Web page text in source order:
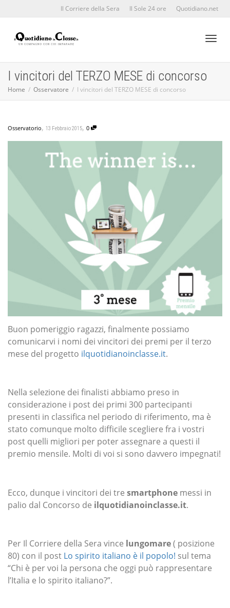
Il Corriere della Sera Il Sole 24 ore Quotidiano.net
I vincitori del TERZO MESE di concorso
Home Osservatore I vincitori del TERZO MESE di concorso
Osservatorio, 13 Febbraio 2015, 0
Buon pomeriggio ragazzi, finalmente possiamo
comunicarvi i nomi dei vincitori dei premi per il terzo
mese del progetto ilquotidianoinclasse.it.
Nella selezione dei finalisti abbiamo preso in
considerazione i post dei primi 300 partecipanti
presenti in classifica nel periodo di riferimento, ma è
stato comunque molto difficile scegliere fra i vostri
post quelli migliori per poter assegnare a questi il
premio mensile. Molti di voi si sono davvero impegnati!
Ecco, dunque i vincitori dei tre smartphone messi in
palio dal Concorso de ilquotidianoinclasse.it.
Per Il Corriere della Sera vince lungomare( posizione
80) con il post Lo spirito italiano è il popolo! sul tema
“Chi è per voi la persona che oggi può rappresentare
l’Italia e lo spirito italiano?”.